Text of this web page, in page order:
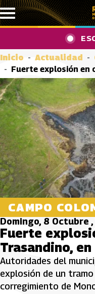
Pasar al contenido
Inicio Actualidad
Fuerte explosión en
CAMPO
Domingo, 8 Octubre
Fuerte
Trasandino,
Autoridades del
explosión de un
corregimiento de